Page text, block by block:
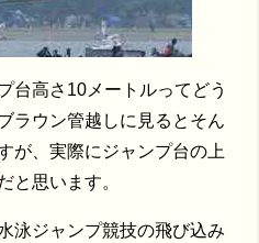
台高さ10メートルってどう
ラウン管越しに見るとそん
が、実際にジャンプ台の上
と思います。
泳ジャンプ競技の飛び込み